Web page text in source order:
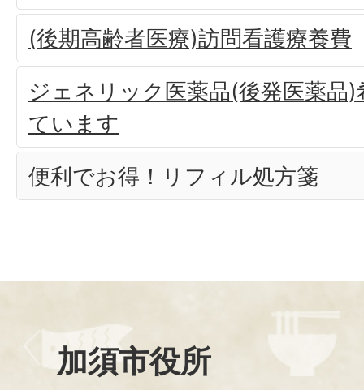
(後期高齢者医療)訪問看護療養費
ジェネリック医薬品(後発医薬品
ています
便利でお得！リフィル処方箋
加須市役所